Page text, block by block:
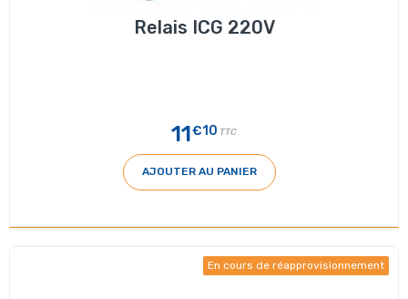
Relais ICG 220V
11€10 TTC
AJOUTER AU PANIER
En cours de réapprovisionnement